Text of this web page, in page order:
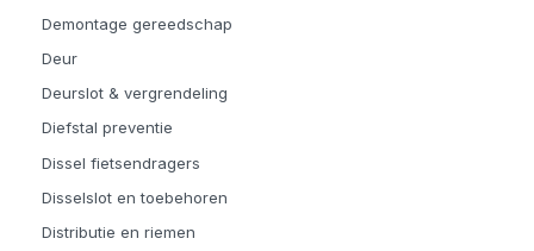
Demontage gereedschap
Deur
Deurslot & vergrendeling
Diefstal preventie
Dissel fietsendragers
Disselslot en toebehoren
Distributie en riemen